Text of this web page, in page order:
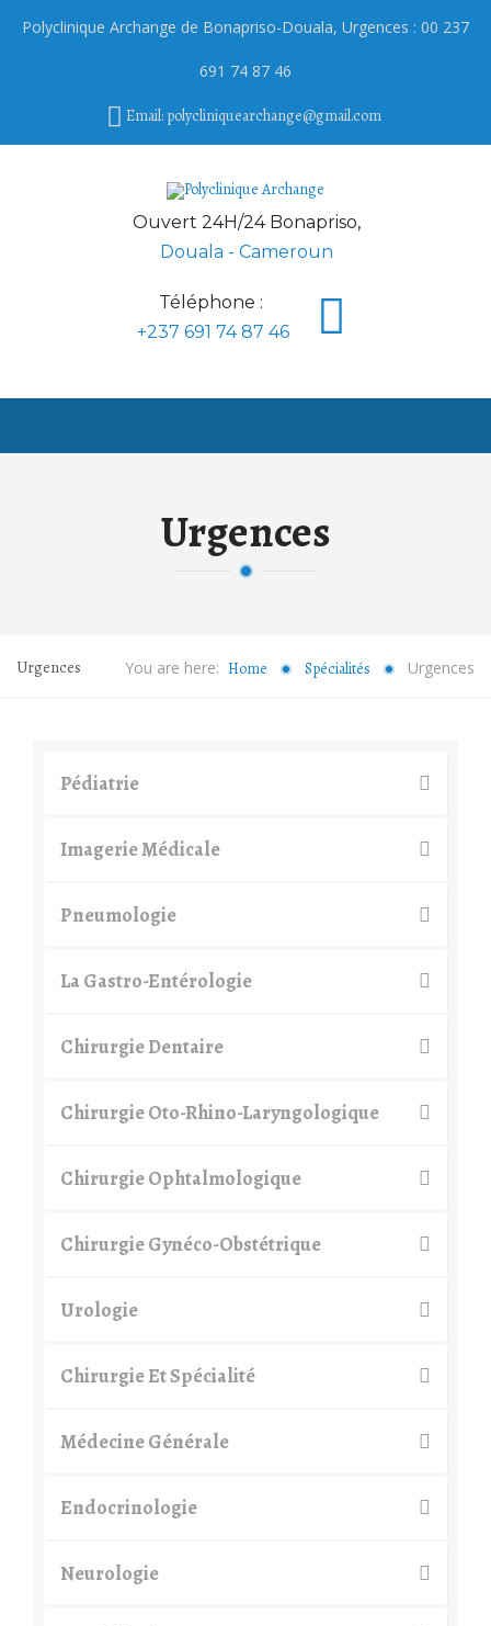
Polyclinique Archange de Bonapriso-Douala, Urgences : 00 237
691 74 87 46
Email: polycliniquearchange@gmail.com
Ouvert 24H/24 Bonapriso,
Douala - Cameroun
Téléphone :
+237 691 74 87 46
Urgences
Urgences You are here: Home Spécialités Urgences
Pédiatrie
Imagerie Médicale
Pneumologie
La Gastro-Entérologie
Chirurgie Dentaire
Chirurgie Oto-Rhino-Laryngologique
Chirurgie Ophtalmologique
Chirurgie Gynéco-Obstétrique
Urologie
Chirurgie Et Spécialité
Médecine Générale
Endocrinologie
Neurologie